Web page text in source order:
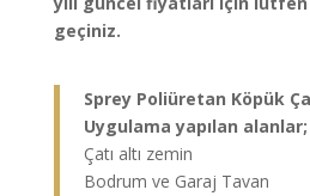
geçiniz.
Sprey Poliüretan Köpük
Uygulama yapılan alanlar;
Çatı altı zemin
Bodrum ve Garaj Tavan